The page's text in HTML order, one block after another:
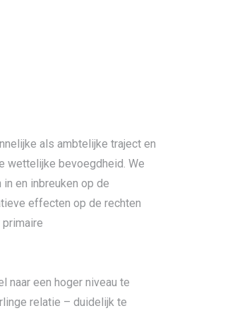
als ambtelijke traject en
wettelijke bevoegdheid. We
en inbreuken op de
effecten op de rechten
naar een hoger niveau te
relatie – duidelijk te